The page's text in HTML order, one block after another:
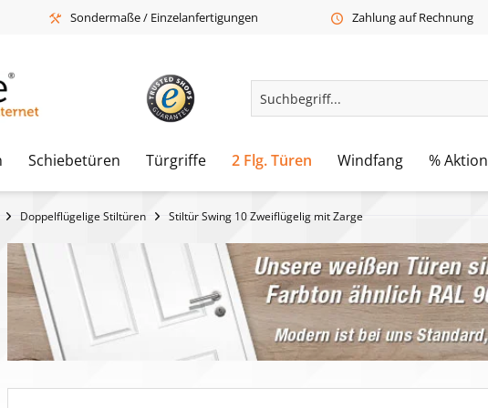
Sondermaße / Einzelanfertigungen Zahlung auf Rechnung
Schiebetüren Türgriffe 2 Flg. Türen Windfang % Aktion
Doppelflügelige Stiltüren Stiltür Swing 10 Zweiflügelig mit Zarge